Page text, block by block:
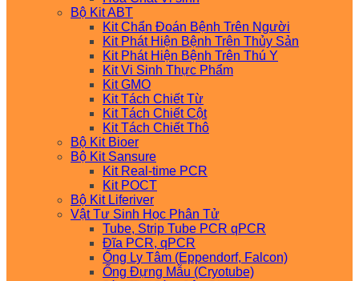
Bộ Kit ABT
Kit Chẩn Đoán Bệnh Trên Người
Kit Phát Hiện Bệnh Trên Thủy Sản
Kit Phát Hiện Bệnh Trên Thú Y
Kit Vi Sinh Thực Phẩm
Kit GMO
Kit Tách Chiết Từ
Kit Tách Chiết Cột
Kit Tách Chiết Thô
Bộ Kit Bioer
Bộ Kit Sansure
Kit Real-time PCR
Kit POCT
Bộ Kit Liferiver
Vật Tư Sinh Học Phân Tử
Tube, Strip Tube PCR qPCR
Đĩa PCR, qPCR
Ống Ly Tâm (Eppendorf, Falcon)
Ống Đựng Mẫu (Cryotube)